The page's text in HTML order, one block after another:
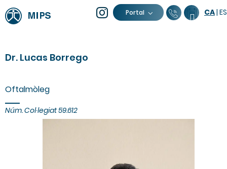
Portal 93 805 04
CA| ES
Dr. Lucas Borrego
Oftalmòleg
Núm. Col·legiat 59.612